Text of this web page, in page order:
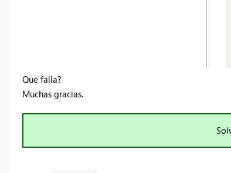
Que falla?
Muchas gracias.